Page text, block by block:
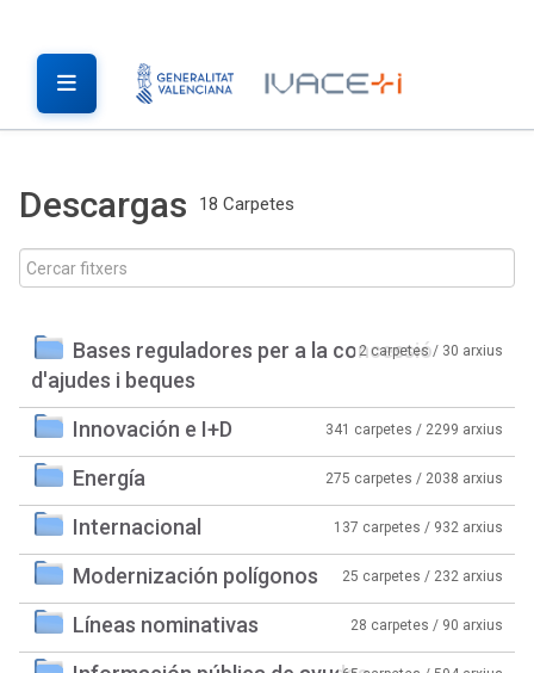
Descargas 18 Carpetes
Bases reguladores per a la concessió
d'ajudes i beques
2 carpetes / 30 arxius
Innovación e I+D 341 carpetes / 2299 arxius
Energía 275 carpetes / 2038 arxius
Internacional 137 carpetes / 932 arxius
Modernización polígonos 25 carpetes / 232 arxius
Líneas nominativas 28 carpetes / 90 arxius